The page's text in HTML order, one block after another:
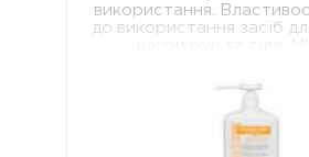
використання.
до використання засіб